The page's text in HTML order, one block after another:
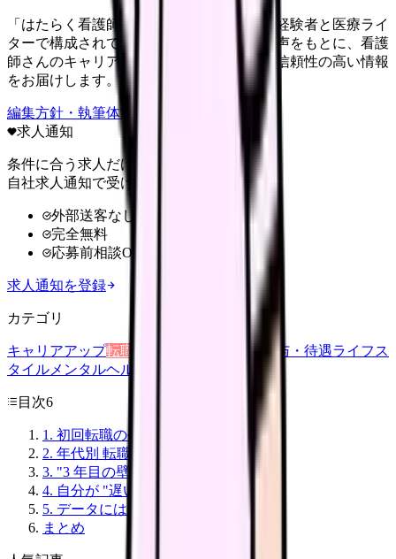
「はたらく看護師さん」編集部は、看護師経験者と医療ライ
ターで構成されています。現場のリアルな声をもとに、看護
師さんのキャリア・転職・働き方に関する信頼性の高い情報
をお届けします。
編集方針・執筆体制・監修体制を見る
求人通知
条件に合う求人だけ
自社求人通知で受け取る
外部送客なし
完全無料
応募前相談OK
求人通知を登録
カテゴリ
キャリアアップ転職ガイド 職場環境 給与・待遇ライフス
タイル メンタルヘルス
目次6
1. 初回転職の平均は 3.8 年目
2. 年代別 転職理由 TOP3
3. "3 年目の壁" の構造
4. 自分が "遅い/早い" かの判断
5. データには出ない "個人差" の範囲
まとめ